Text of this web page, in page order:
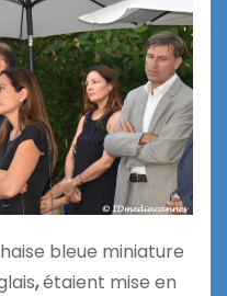
bleue miniature
,étaient mise en